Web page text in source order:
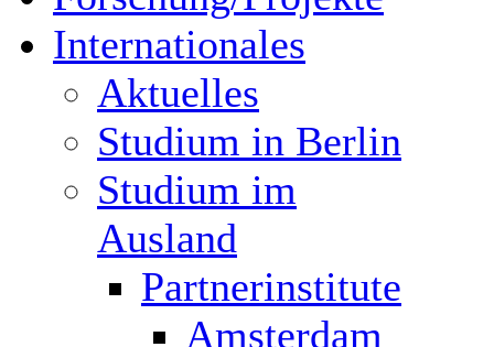
Internationales
Aktuelles
Studium in Berlin
Studium im
Ausland
Partnerinstitute
Amsterdam